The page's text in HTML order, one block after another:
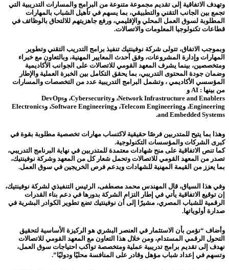
وتهدف الاتفاقية إلى تقديم مجموعة متنوعة من البرامج والمسارات التدريبية التي
تجمع بين الجانب التقني والتطبيقي، بما يسهم في تأهيل الشباب بالمهارات
المطلوبة لسوق العمل المحلي والإقليمي، ورفع جاهزيتهم للالتحاق بالوظائف في
قطاعات تكنولوجيا المعلومات والاتصالات.
وبموجب الاتفاق، تتولى شركة نوفينتيك تنفيذ برامج التدريب التقني وتطوير
المهارات وإدارة المشروعات، وفق أحدث المعايير المهنية، وبالتعاون مع خبراء
ومتخصصين، بينما يشرف المعهد القومي للاتصالات على الجوانب الأكاديمية
وضمان جودة المحتوى التدريبي، بما يحقق التكامل بين الخبرة العملية والإطار
المؤسسي الأكاديمي ، وتشمل البرامج التدريبية عدد من التخصصات والمسارات
من بينها : AI و
Network Infrastructure and Enablers، وCybersecurity، وDevOps
Engineering، وTelecom Engineering، وSoftware Engineering، وElectronics
and Embedded Systems.
وهذا بما يتيح للمتدربين فرصًا حقيقية لاكتساب مهارات تخصصية مطلوبة بقوة في
كبرى الشركات والمؤسسات التكنولوجية.
كما تنص الاتفاقية على منح شهادات معتمدة للمتدربين في نهاية البرنامج التدريبي،
تصدر من المعهد القومي للاتصالات وتحمل شعار كل من المعهد وشركة نوفينتيك،
بما يعزز من القيمة المهنية للشهادات ويدعم فرص الخريجين في سوق العمل.
وفي هذا السياق، قال المهندس محمد مصطفى، الرئيس التنفيذي لشركة نوفينتيك،
إن توقيع الاتفاقية يأتي في إطار التزام الشركة بدورها في دعم بناء القدرات
الرقمية للشباب المصري، مشيرًا إلى أن نوفينتيك تضع تطوير الكوادر البشرية في
صدارة أولوياتها.
وأضاف “نؤمن بأن الاستثمار في العنصر البشري هو الركيزة الأساسية لتحقيق
التحول الرقمي المستدام، ومن خلال هذا التعاون مع المعهد القومي للاتصالات
نهدف إلى تقديم برامج تدريبية عملية ومتخصصة تواكب احتياجات سوق العمل،
وتسهم في إعداد شباب مؤهل وقادر على المنافسة محليًا ودوليًا”.